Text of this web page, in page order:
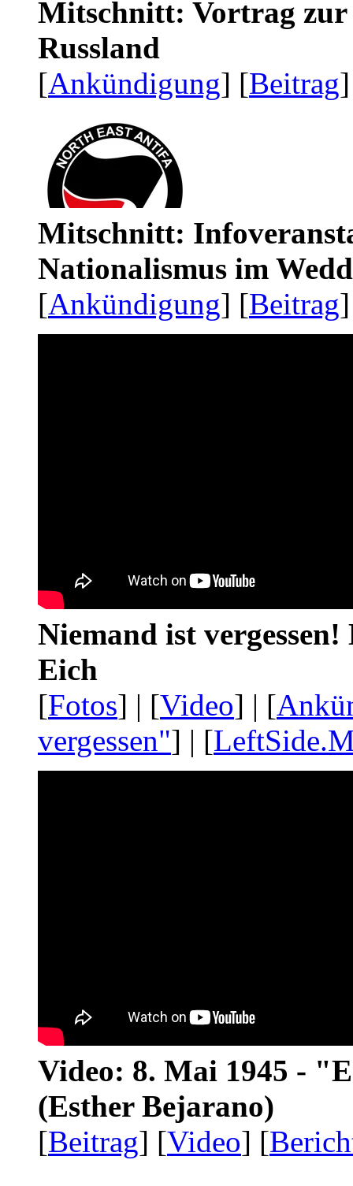
Mitschnitt: Vortrag zur
Russland
[Ankündigung] [Beitrag
Mitschnitt:
Nationalismus im
[Ankündigung] [Beitrag
Niemand ist
Eich
[Fotos] | [Video] | [
vergessen"] | [
Video: 8. Mai 1945 -
(Esther Bejarano)
[Beitrag] [Video] [